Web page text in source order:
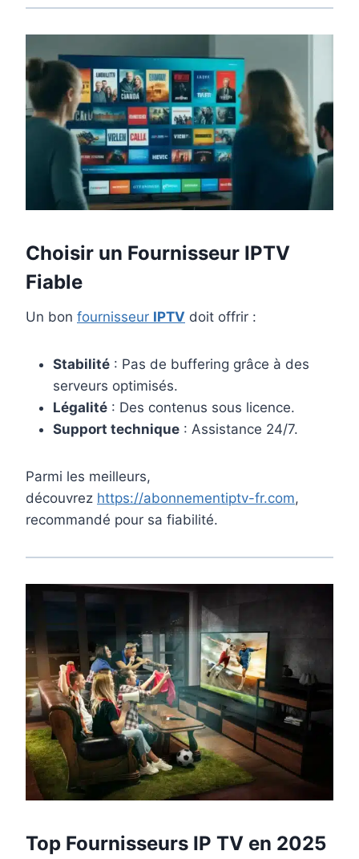
Choisir un Fournisseur IPTV
Fiable
Un bon fournisseur IPTV doit offrir :
Stabilité : Pas de buffering grâce à des
serveurs optimisés.
Légalité : Des contenus sous licence.
Support technique : Assistance 24/7.
Parmi les meilleurs,
découvrez https://abonnementiptv-fr.com,
recommandé pour sa fiabilité.
Top Fournisseurs IP TV en 2025